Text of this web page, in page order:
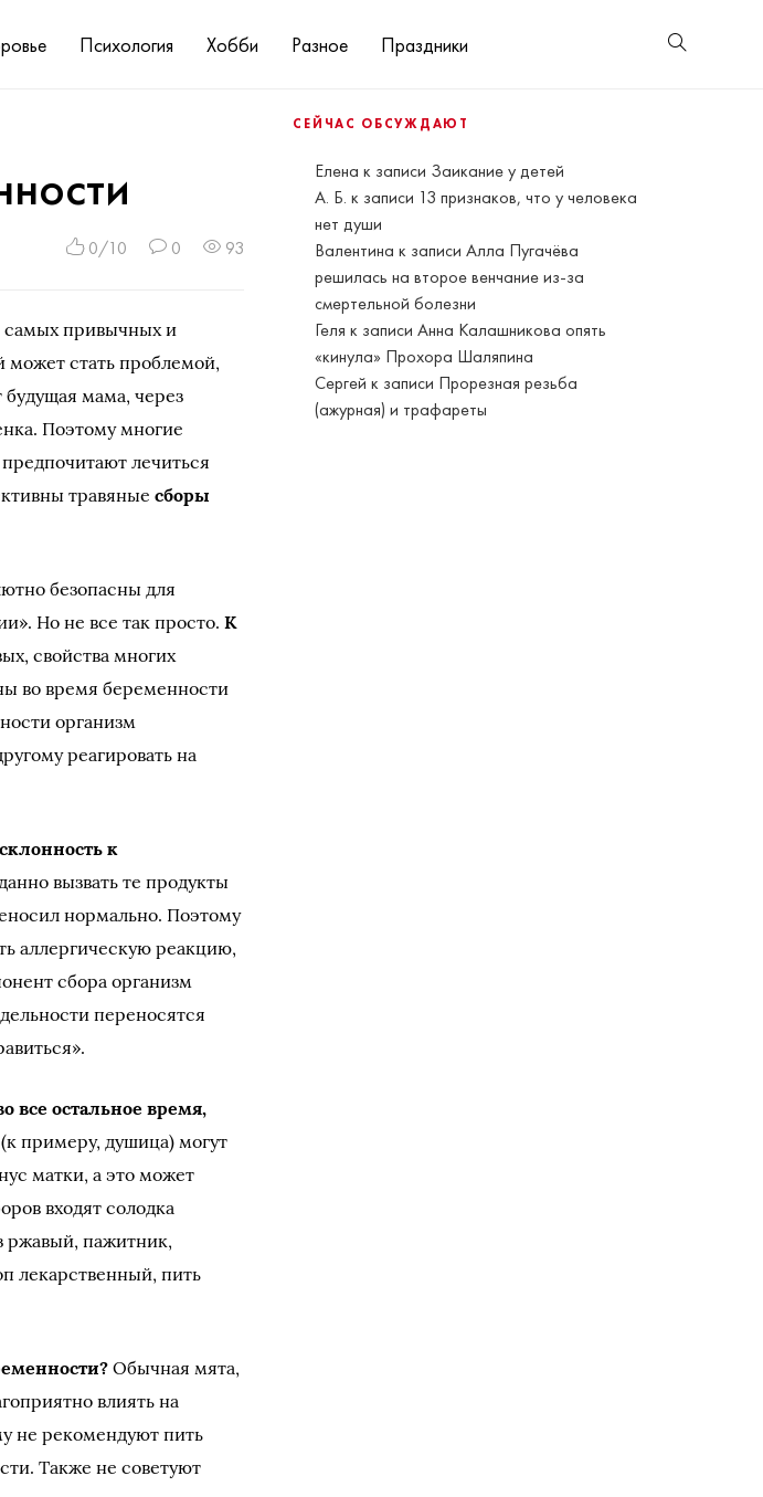
Психология Хобби Разное Праздники
СЕЙЧАС ОБСУЖДАЮТ
Елена к записи Заикание у детей
А. Б. к записи 13 признаков, что у человека
нет души
Валентина к записиАлла Пугачёва
решилась на второе венчание из-за
смертельной болезни
Геля к записиАнна Калашникова опять
«кинула» Прохора Шаляпина
Сергей к записи Прорезная резьба
(ажурная) и трафареты
0/10 0 93
самых привычных и
может стать проблемой,
будущая мама, через
Поэтому многие
лечиться
травяныесборы
безопасны для
Но не все так просто.К
свойства многих
во время беременности
организм
реагировать на
к
вызвать те продукты
нормально. Поэтому
аллергическую реакцию,
сбора организм
переносятся
все остальное время,
примеру, душица) могут
матки, а это может
входят солодка
ржавый, пажитник,
лекарственный, пить
Обычная мята,
влиять на
не рекомендуют пить
Также не советуют